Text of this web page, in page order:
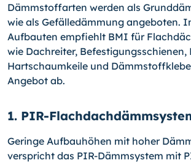
Dämmstoffarten werden als
wie als Gefälledämmung angeboten.
Aufbauten empfiehlt BMI für
wie Dachreiter, Befestigungsschienen,
Hartschaumkeile und
Angebot ab.
1. PIR-
Geringe Aufbauhöhen mit hoher
verspricht das PIR-Dämmsystem mit